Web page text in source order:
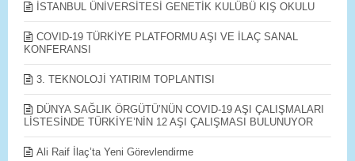
İSTANBUL ÜNİVERSİTESİ GENETİK KULÜBÜ KIŞ OKULU
COVID-19 TÜRKİYE PLATFORMU AŞI VE İLAÇ SANAL
KONFERANSI
3. TEKNOLOJİ YATIRIM TOPLANTISI
DÜNYA SAĞLIK ÖRGÜTÜ’NÜN COVID-19 AŞI ÇALIŞMALARI
LİSTESİNDE TÜRKİYE’NİN 12 AŞI ÇALIŞMASI BULUNUYOR
Ali Raif İlaç’ta Yeni Görevlendirme